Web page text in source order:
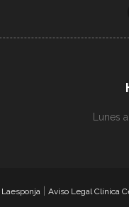
Lunes
Laesponja Aviso Legal Clínica